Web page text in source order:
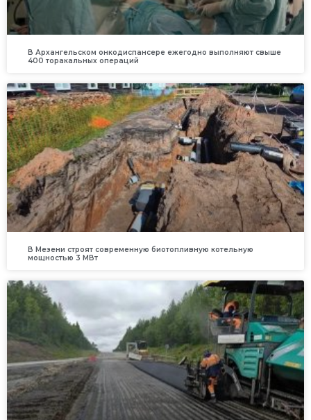
В Архангельском онкодиспансере ежегодно выполняют свыше
400 торакальных операций
В Мезени строят современную биотопливную котельную
мощностью 3 МВт